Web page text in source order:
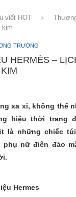
viết HOT
kim
TRƯỜNG
HERMÈS –
xa xỉ, không thể
hiệu thời trang
là những chiếc
phụ nữ điên đảo
Hermes